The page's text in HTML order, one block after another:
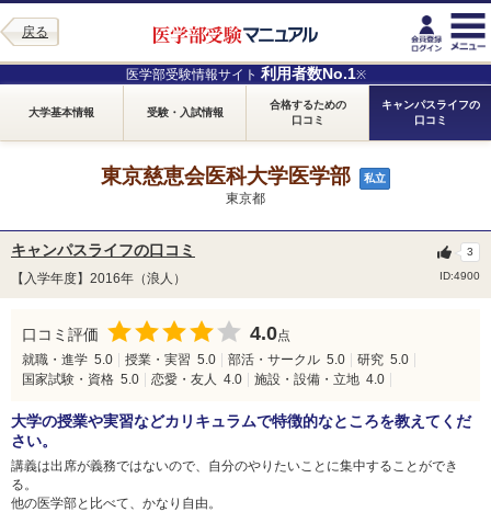
戻る
医学部受験情報サイト 利用者数No.1※
大学基本情報 受験・入試情報
合格するための
口コミ
キャンパスライフの
口コミ
東京慈恵会医科大学医学部 私立
東京都
キャンパスライフの口コミ
【入学年度】2016年（浪人） ID:4900
3
口コミ評価 4.0点
就職・進学 5.0 授業・実習 5.0 部活・サークル 5.0 研究 5.0
国家試験・資格 5.0 恋愛・友人 4.0 施設・設備・立地 4.0
大学の授業や実習などカリキュラムで特徴的なところを教えてくだ
さい。
講義は出席が義務ではないので、自分のやりたいことに集中することができ
る。
他の医学部と比べて、かなり自由。